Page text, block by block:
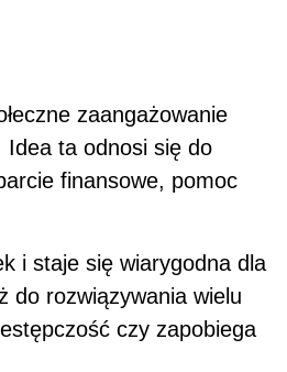
zaangażowanie
Idea ta odnosi się do
finansowe, pomoc
i staje się wiarygodna dla
do rozwiązywania wielu
czy zapobiega